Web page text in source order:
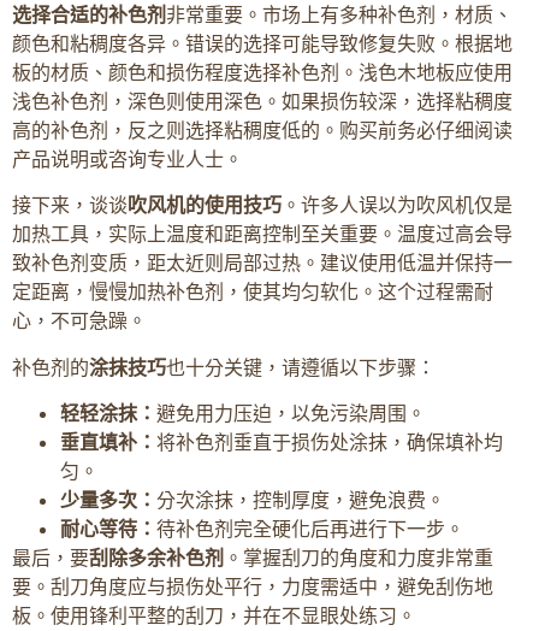
选择合适的补色剂 非常重要。市场上有多种补色剂，材质、
颜色和粘稠度各异。错误的选择可能导致修复失败。根据地
板的材质、颜色和损伤程度选择补色剂。浅色木地板应使用
浅色补色剂，深色则使用深色。如果损伤较深，选择粘稠度
高的补色剂，反之则选择粘稠度低的。购买前务必仔细阅读
产品说明或咨询专业人士。
接下来，谈谈吹风机的使用技巧 。许多人误以为吹风机仅是
加热工具，实际上温度和距离控制至关重要。温度过高会导
致补色剂变质，距太近则局部过热。建议使用低温并保持一
定距离，慢慢加热补色剂，使其均匀软化。这个过程需耐
心，不可急躁。
补色剂的涂抹技巧也十分关键，请遵循以下步骤：
轻轻涂抹： 避免用力压迫，以免污染周围。
垂直填补： 将补色剂垂直于损伤处涂抹，确保填补均
匀。
少量多次： 分次涂抹，控制厚度，避免浪费。
耐心等待： 待补色剂完全硬化后再进行下一步。
最后，要刮除多余补色剂 。掌握刮刀的角度和力度非常重
要。刮刀角度应与损伤处平行，力度需适中，避免刮伤地
板。使用锋利平整的刮刀，并在不显眼处练习。